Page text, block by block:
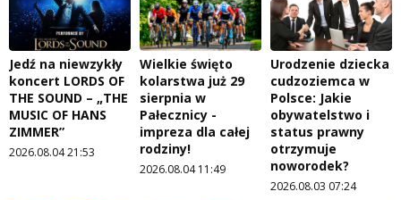
Jedź na niewzykły
koncert LORDS OF
THE SOUND – „THE
MUSIC OF HANS
ZIMMER”
2026.08.04 21:53
Wielkie święto
kolarstwa już 29
sierpnia w
Pałecznicy -
impreza dla całej
rodziny!
2026.08.04 11:49
Urodzenie dziecka
cudzoziemca w
Polsce: Jakie
obywatelstwo i
status prawny
otrzymuje
noworodek?
2026.08.03 07:24